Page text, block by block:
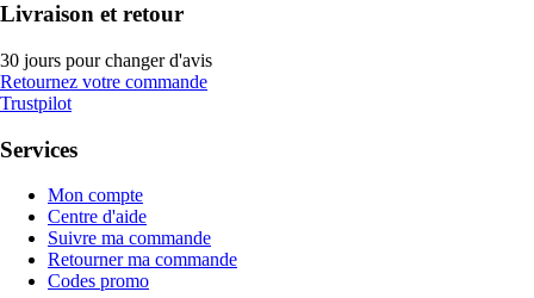
Livraison et retour
30 jours pour changer d'avis
Retournez votre commande
Trustpilot
Services
Mon compte
Centre d'aide
Suivre ma commande
Retourner ma commande
Codes promo